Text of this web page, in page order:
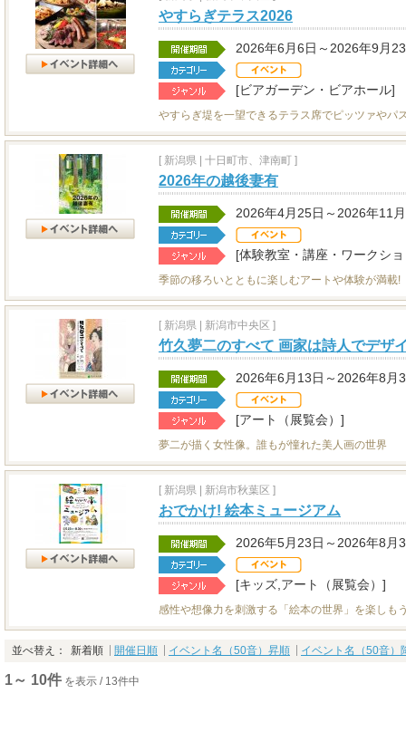
やすらぎテラス2026
2026年6月6日～2026年9月
[ビアガーデン・ビアホール]
やすらぎ堤を一望できるテラス席でピッツァやパ
[ 新潟県 十日町市、津南町 ]
2026年の越後妻有
2026年4月25日～2026年11
[体験教室・講座・ワークシ
季節の移ろいとともに楽しむアートや体験が満載!
[ 新潟県 新潟市中央区 ]
竹久夢二のすべて 画家は詩人でデザ
2026年6月13日～2026年8月
[アート（展覧会）]
夢二が描く女性像。誰もが憧れた美人画の世界
[ 新潟県 新潟市秋葉区 ]
おでかけ! 絵本ミュージアム
2026年5月23日～2026年8月
[キッズ,アート（展覧会）]
感性や想像力を刺激する「絵本の世界」を楽しも
並べ替え： 新着順 開催日順 イベント名（50音）昇順 イベント名（50音）
1～ 10件 を表示 / 13件中